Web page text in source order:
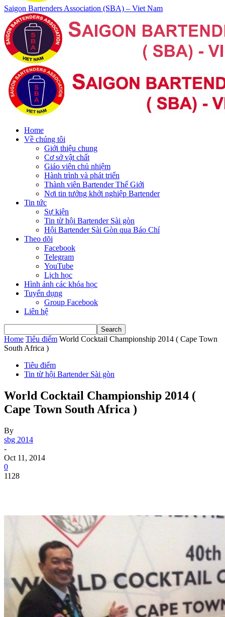
Saigon Bartenders Association (SBA) – Viet Nam
Home
Về chúng tôi
Giới thiệu chung
Cơ sở vật chất
Giáo viên chủ nhiệm
Hành trình và phát triển
Thành viên Bartender Thế Giới
Nơi tin tưởng khởi nghiệp Bartender
Tin tức
Sự kiện
Tin từ hội Bartender Sài gòn
Hội Bartender Sài Gòn qua Báo Chí
Theo dõi
Facebook
Telegram
YouTube
Lịch học
Hình ảnh các khóa học
Tuyển dụng
Group Facebook
Liên hệ
Home Tiêu điểm World Cocktail Championship 2014 ( Cape Town
South Africa )
Tiêu điểm
Tin từ hội Bartender Sài gòn
World Cocktail Championship 2014 (
Cape Town South Africa )
By
sbg 2014
-
Oct 11, 2014
0
1128